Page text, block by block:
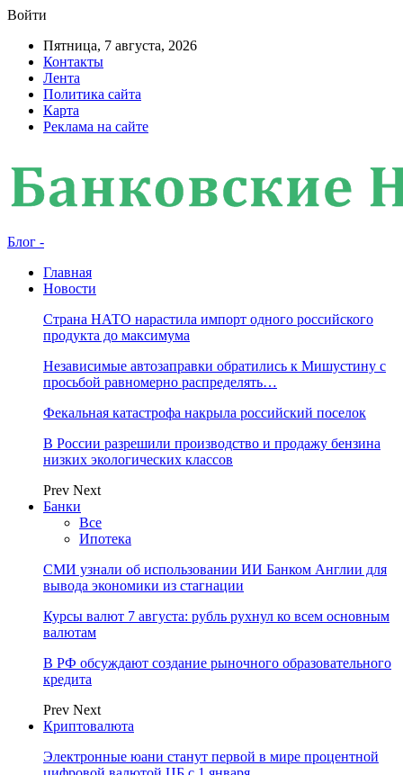
Войти
Пятница, 7 августа, 2026
Контакты
Лента
Политика сайта
Карта
Реклама на сайте
Блог -
Главная
Новости
Страна НАТО нарастила импорт одного российского
продукта до максимума
Независимые автозаправки обратились к Мишустину с
просьбой равномерно распределять…
Фекальная катастрофа накрыла российский поселок
В России разрешили производство и продажу бензина
низких экологических классов
Prev Next
Банки
Все
Ипотека
СМИ узнали об использовании ИИ Банком Англии для
вывода экономики из стагнации
Курсы валют 7 августа: рубль рухнул ко всем основным
валютам
В РФ обсуждают создание рыночного образовательного
кредита
Prev Next
Криптовалюта
Электронные юани станут первой в мире процентной